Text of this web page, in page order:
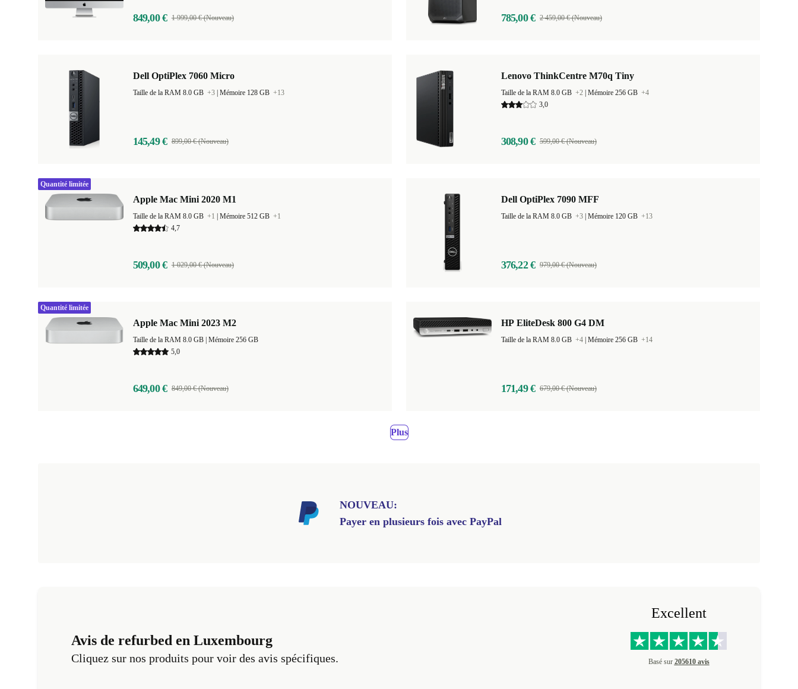
849,00 € 1 999,00 € (Nouveau) 785,00 € 2 459,00 € (Nouveau)
Dell OptiPlex 7060 Micro
Taille de la RAM 8.0 GB +3 Mémoire 128 GB +13
145,49 € 899,00 € (Nouveau)
Lenovo ThinkCentre M70q Tiny
Taille de la RAM 8.0 GB +2 Mémoire 256 GB +4
3,0
308,90 € 599,00 € (Nouveau)
Apple Mac Mini 2020 M1
Taille de la RAM 8.0 GB +1 Mémoire 512 GB +1
4,7
509,00 € 1 029,00 € (Nouveau)
Quantité limitée
Dell OptiPlex 7090 MFF
Taille de la RAM 8.0 GB +3 Mémoire 120 GB +13
376,22 € 979,00 € (Nouveau)
Apple Mac Mini 2023 M2
Mémoire 256 GB
5,0
649,00 € 849,00 € (Nouveau)
Quantité limitée
HP EliteDesk 800 G4 DM
Taille de la RAM 8.0 GB +4 Mémoire 256 GB +14
171,49 € 679,00 € (Nouveau)
Plus
NOUVEAU:
Payer en plusieurs fois avec PayPal
Avis de refurbed en Luxembourg
Cliquez sur nos produits pour voir des avis spécifiques.
Excellent
Basé sur 205610 avis